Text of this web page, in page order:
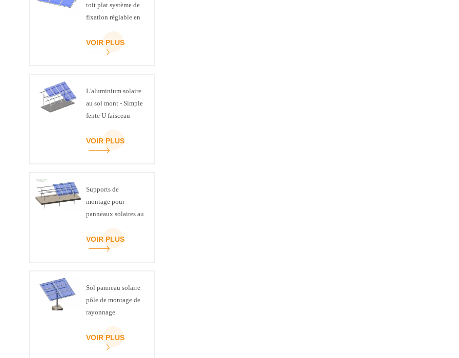
toit plat système de
fixation réglable en
VOIR PLUS
L'aluminium solaire
au sol mont - Simple
fente U faisceau
VOIR PLUS
Supports de
montage pour
panneaux solaires au
ART SIGN
VOIR PLUS
Sol panneau solaire
pôle de montage de
rayonnage
VOIR PLUS